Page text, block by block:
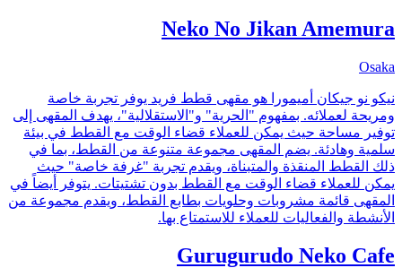
Neko No Jikan Amemura
Osaka
نيكو نو جيكان أميمورا هو مقهى قطط فريد يوفر تجربة خاصة
ومريحة لعملائه. بمفهوم "الحرية" و"الاستقلالية"، يهدف المقهى إلى
توفير مساحة حيث يمكن للعملاء قضاء الوقت مع القطط في بيئة
سلمية وهادئة. يضم المقهى مجموعة متنوعة من القطط، بما في
ذلك القطط المنقذة والمتبناة، ويقدم تجربة "غرفة خاصة" حيث
يمكن للعملاء قضاء الوقت مع القطط بدون تشتيتات. يتوفر أيضاً في
المقهى قائمة مشروبات وحلويات بطابع القطط، ويقدم مجموعة من
الأنشطة والفعاليات للعملاء للاستمتاع بها.
Gurugurudo Neko Cafe